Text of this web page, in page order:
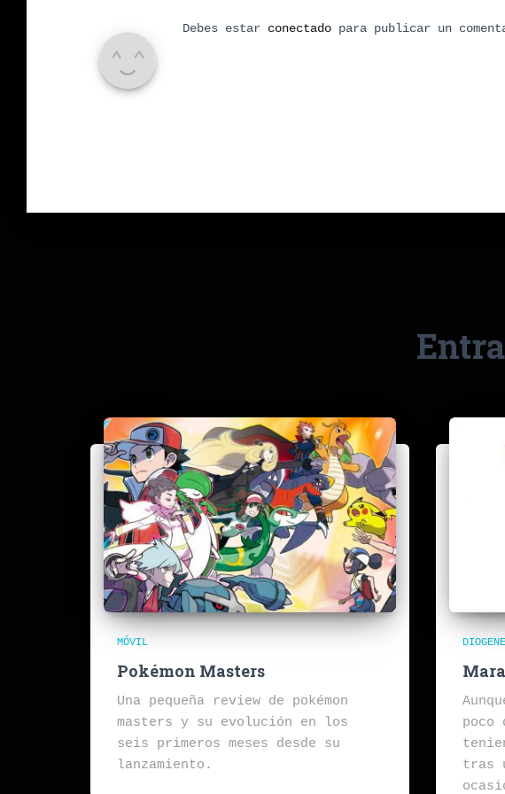
Debes estar conectado para publicar un
MÓVIL
Pokémon Masters
Una pequeña review de pokémon
masters y su evolución en los
seis primeros meses desde su
lanzamiento.
poco
tras